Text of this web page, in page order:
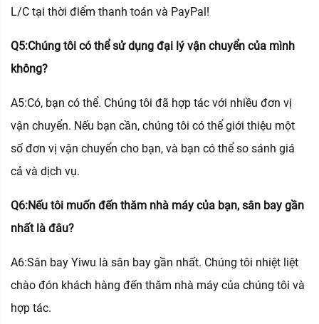
L/C tại thời điểm thanh toán và PayPal!
Q5:Chúng tôi có thể sử dụng đại lý vận chuyển của mình
không?
A5:Có, bạn có thể. Chúng tôi đã hợp tác với nhiều đơn vị
vận chuyển. Nếu bạn cần, chúng tôi có thể giới thiệu một
số đơn vị vận chuyển cho bạn, và bạn có thể so sánh giá
cả và dịch vụ.
Q6:Nếu tôi muốn đến thăm nhà máy của bạn, sân bay gần
nhất là đâu?
A6:Sân bay Yiwu là sân bay gần nhất. Chúng tôi nhiệt liệt
chào đón khách hàng đến thăm nhà máy của chúng tôi và
hợp tác.